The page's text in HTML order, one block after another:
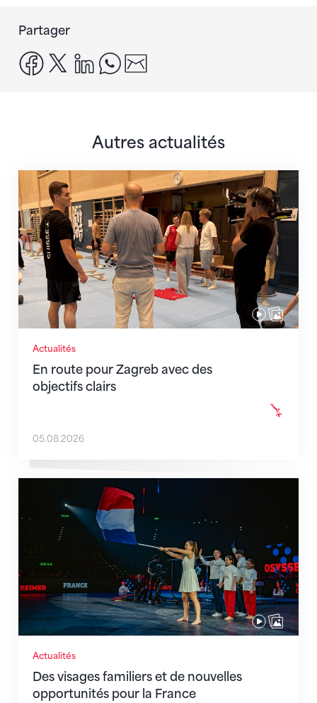
Partager
facebook
x linkedinwhatsapp
Autres actualités
Actualités
En route pour Zagreb avec des
objectifs clairs
En route pour Zagreb avec des objectifs clairs
05.08.2026
Actualités
Des visages familiers et de nouvelles
opportunités pour la France
Des visages familiers et de nouvelles opportunités